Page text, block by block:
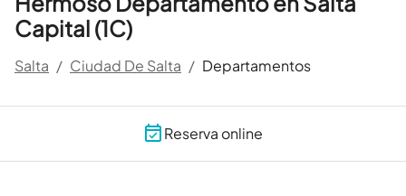
Capital (1C)
Salta / Ciudad De Salta / Departamentos
Reserva online